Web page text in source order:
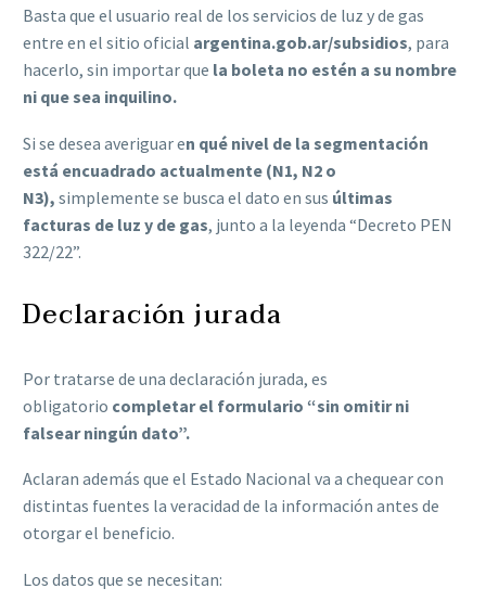
Basta que el usuario real de los servicios de luz y de gas
entre en el sitio oficial argentina.gob.ar/subsidios, para
hacerlo, sin importar que la boleta no estén a su nombre
ni que sea inquilino.
Si se desea averiguar en qué nivel de la segmentación
está encuadrado actualmente (N1, N2 o
N3), simplemente se busca el dato en sus últimas
facturas de luz y de gas, junto a la leyenda “Decreto PEN
322/22”.
Declaración jurada
Por tratarse de una declaración jurada, es
obligatorio completar el formulario “sin omitir ni
falsear ningún dato”.
Aclaran además que el Estado Nacional va a chequear con
distintas fuentes la veracidad de la información antes de
otorgar el beneficio.
Los datos que se necesitan: